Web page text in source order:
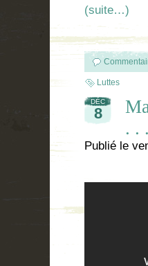
(suite…)
Luttes
DÉC
8
. . .
Publié le